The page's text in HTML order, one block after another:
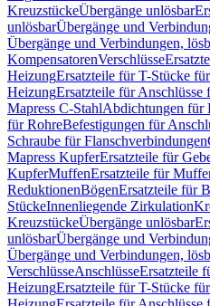
KreuzstückeÜbergänge unlösbar
unlösbarÜbergänge und
Übergänge und Verbindungen,
KompensatorenVerschlüsse
HeizungErsatzteile für T-Stücke
HeizungErsatzteile für Anschlüsse
Mapress C-StahlAbdichtungen für
für RohreBefestigungen für
Schraube für Flanschverbindungen
Mapress KupferErsatzteile für
KupferMuffenErsatzteile für
ReduktionenBögenErsatzteile für
StückeInnenliegende Zirkulation
KreuzstückeÜbergänge unlösbar
unlösbarÜbergänge und
Übergänge und Verbindungen,
VerschlüsseAnschlüsseErsatzteile
HeizungErsatzteile für T-Stücke